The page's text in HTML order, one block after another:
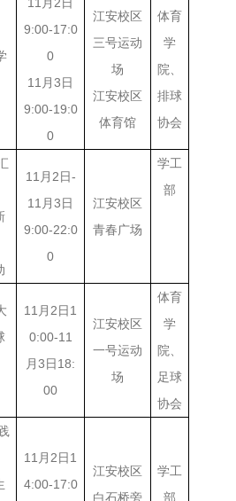
9:00-17:0
0
11月3日
9:00-19:0
0
江安校区
三号运动
场
江安校区
体育馆
体育
学
院、
排球
协会
11月2日-
11月3日
9:00-22:0
0
江安校区
青春广场
学工
部
11月2日1
0:00-11
月3日18:
00
江安校区
一号运动
场
体育
学
院、
足球
协会
11月2日1
4:00-17:0
江安校区
白石桥旁
学工
部